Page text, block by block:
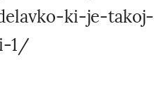
ki-je-takoj-
1/